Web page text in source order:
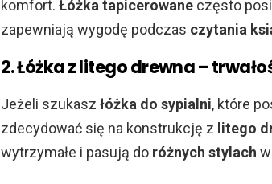
komfort. Łóżka tapicerowane często
zapewniają wygodę podczas czytania
2. Łóżka z litego drewna –
Jeżeli szukasz łóżka do sypialni, które
zdecydować się na konstrukcję z litego
wytrzymałe i pasują do różnych stylach